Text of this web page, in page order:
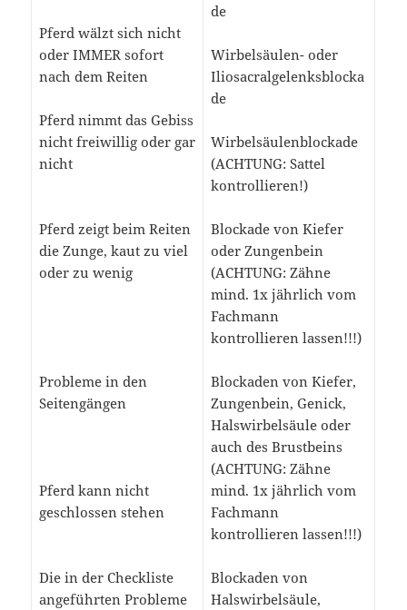
Pferd wälzt sich nicht
oder IMMER sofort
nach dem Reiten
Pferd nimmt das Gebiss
nicht freiwillig oder gar
nicht
Pferd zeigt beim Reiten
die Zunge, kaut zu viel
oder zu wenig
Probleme in den
Seitengängen
Pferd kann nicht
geschlossen stehen
Die in der Checkliste
angeführten Probleme
de
Wirbelsäulen- oder
Iliosacralgelenksblocka
de
Wirbelsäulenblockade
(ACHTUNG: Sattel
kontrollieren!)
Blockade von Kiefer
oder Zungenbein
(ACHTUNG: Zähne
mind. 1x jährlich vom
Fachmann
kontrollieren lassen!!!)
Blockaden von Kiefer,
Zungenbein, Genick,
Halswirbelsäule oder
auch des Brustbeins
(ACHTUNG: Zähne
mind. 1x jährlich vom
Fachmann
kontrollieren lassen!!!)
Blockaden von
Halswirbelsäule,